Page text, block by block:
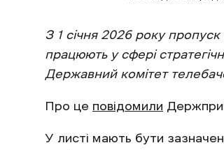
З 1 січня 2026 року
працюють у сфері
Державний комітет
Про це повідомили
У листі мають бути